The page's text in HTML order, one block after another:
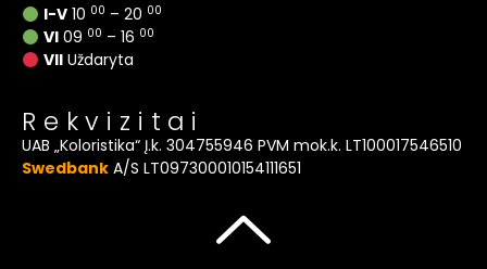
I-V10 00 – 20 00
VI09 00 – 16 00
VIIUždaryta
Rekvizitai
UAB „Koloristika“ Į.k. 304755946 PVM mok.k. LT100017546510
Swedbank A/S LT097300010154111651